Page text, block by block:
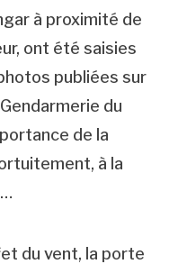
à proximité de
ont été saisies
publiées sur
du
de la
à la
du vent, la porte